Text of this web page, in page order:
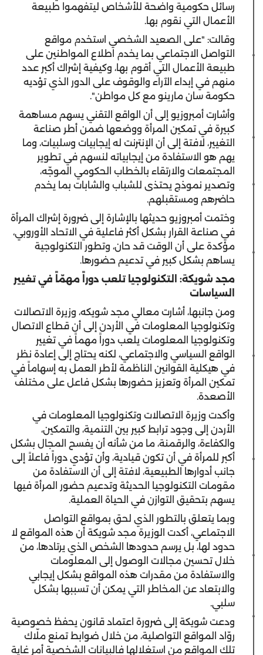
رسائل حكومية واضحة للأشخاص ليتفهموا طبيعة
الأعمال التي نقوم بها.
وقالت: "على الصعيد الشخصي استخدم مواقع
التواصل الاجتماعي بما يخدم اطلاع المواطنين على
طبيعة الأعمال التي أقوم بها، وكيفية إشراك أكبر عدد
منهم في إبداء الآراء والوقوف على الدور الذي تؤديه
حكومة سان مارينو مع كل مواطن".
وأشارت أمبروزيو إلى أن الواقع التقني يسهم مساهمة
كبيرة في تمكين المرأة ووضعها ضمن أطر صناعة
التغيير، لافتة إلى أن الإنترنت له إيجابيات وسلبيات، وما
يهم هو الاستفادة من إيجابياته لنسهم في تطوير
المجتمعات والارتقاء بالخطاب الحكومي الموجّه،
وتصدير نموذج يحتذى للشباب والشابات بما يخدم
حاضرهم ومستقبلهم.
وختمت أمبروزيو حديثها بالإشارة إلى ضرورة إشراك المرأة
في صناعة القرار بشكل أكثر فاعلية في الاتحاد الأوروبي،
مؤكدة على أن الوقت قد حان، وتطور التكنولوجية
يساهم بشكل كبير في تدعيم حضورها.
مجد شويكة: التكنولوجيا تلعب دوراً مهمّاً في تغيير
السياسات
ومن جانبها، أشارت معالي مجد شويكه، وزيرة الاتصالات
وتكنولوجيا المعلومات في الأردن إلى أن قطاع الاتصال
وتكنولوجيا المعلومات يلعب دوراً مهماً في تغيير
الواقع السياسي والاجتماعي، لكنه يحتاج إلى إعادة نظر
في هيكلية القوانين الناظمة لأطر العمل به إسهاماً في
تمكين المرأة وتعزيز حضورها بشكل فاعل على مختلف
الأصعدة.
وأكدت وزيرة الاتصالات وتكنولوجيا المعلومات في
الأردن إلى وجود ترابط كبير بين التنمية، والتمكين،
والكفاءة، والرقمنة، ما من شأنه أن يفسح المجال بشكل
أكبر للمرأة في أن تكون قيادية، وأن تؤدي دوراً فاعلاً إلى
جانب أدوارها الطبيعية، لافتة إلى أن الاستفادة من
مقومات التكنولوجيا الحديثة وتدعيم حضور المرأة فيها
يسهم بتحقيق التوازن في الحياة العملية.
وبما يتعلق بالتطور الذي لحق بمواقع التواصل
الاجتماعي، أكدت الوزيرة مجد شويكة أن هذه المواقع لا
حدود لها، بل يرسم حدودها الشخص الذي يرتادها، من
خلال تحسين مجالات الوصول إلى المعلومات
والاستفادة من مقدرات هذه المواقع بشكل إيجابي
والابتعاد عن المخاطر التي يمكن أن تسببها بشكل
سلبي.
ودعت شويكة إلى ضرورة اعتماد قانون يحفظ خصوصية
روّاد المواقع التواصلية، من خلال ضوابط تمنع ملّاك
تلك المواقع من استغلالها فالبيانات الشخصية أمر غاية